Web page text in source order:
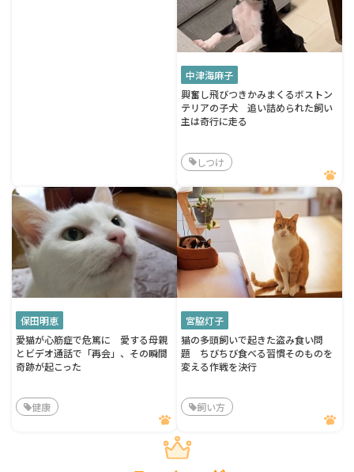
中津海麻子
興奮し飛びつきかみまくるボストン
テリアの子犬 追い詰められた飼い
主は奇行に走る
しつけ
保田明恵
愛猫が心筋症で危篤に 愛する母親
とビデオ通話で「再会」、その瞬間
奇跡が起こった
健康
宮脇灯子
猫の多頭飼いで起きた盗み食い問
題 ちびちび食べる習慣そのものを
変える作戦を決行
飼い方